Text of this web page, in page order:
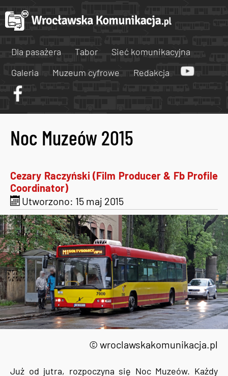
Dla pasażera Tabor
Sieć komunikacyjna
Galeria
Muzeum cyfrowe Redakcja
Noc Muzeów 2015
Cezary Raczyński (Film Producer & Fb Profile
Coordinator)
Utworzono: 15 maj 2015
© wroclawskakomunikacja.pl
Już od jutra, rozpoczyna się Noc Muzeów. Każdy